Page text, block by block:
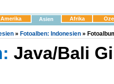
Amerika Asien Afrika
» Fotoalben: Indonesien »
Java/Bali